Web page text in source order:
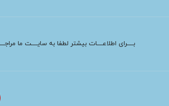
بــــرای اطلاعــــات بیشتر لطفا به سایــــت ما